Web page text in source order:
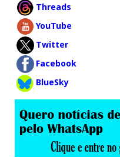
Threads
YouTube
Twitter
Facebook
BlueSky